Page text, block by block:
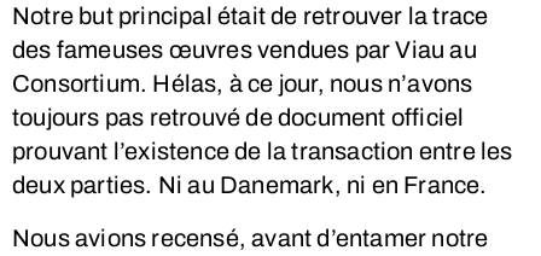
Notre but principal était de retrouver la trace
des fameuses œuvres vendues par Viau au
Consortium. Hélas, à ce jour, nous n’avons
toujours pas retrouvé de document officiel
prouvant l’existence de la transaction entre les
deux parties. Ni au Danemark, ni en France.
Nous avions recensé, avant d’entamer notre